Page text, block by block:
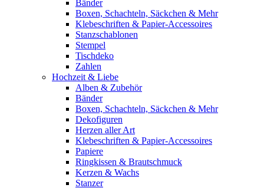
Bänder
Boxen, Schachteln, Säckchen & Mehr
Klebeschriften & Papier-Accessoires
Stanzschablonen
Stempel
Tischdeko
Zahlen
Hochzeit & Liebe
Alben & Zubehör
Bänder
Boxen, Schachteln, Säckchen & Mehr
Dekofiguren
Herzen aller Art
Klebeschriften & Papier-Accessoires
Papiere
Ringkissen & Brautschmuck
Kerzen & Wachs
Stanzer